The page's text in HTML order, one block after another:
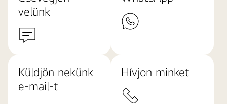
velünk
Küldjön nekünk
e-mail-t
Hívjon minket